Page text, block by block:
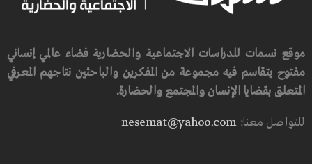
موقع نسمات للدراسات الاجتماعية والحضارية فضاء عالمي إنساني
مفتوح يتقاسم فيه مجموعة من المفكرين والباحثين نتاجهم المعرفي
المتعلق بقضايا الإنسان والمجتمع والحضارة.
للتواصل معنا:nesemat@yahoo.com